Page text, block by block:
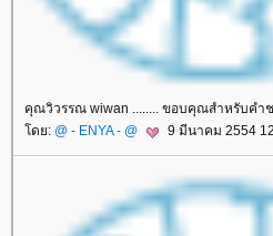
คุณวิวรรณ wiwan ........ ขอบคุณสำหรับคำ
ดย: @ - ENYA - @ 9 มีนาคม 2554